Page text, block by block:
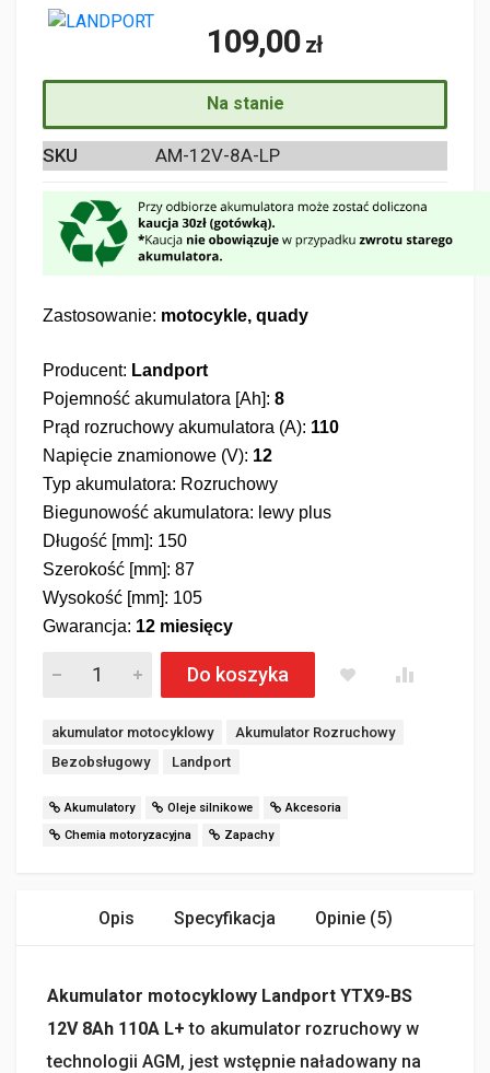
109,00 zł
Na stanie
SKU AM-12V-8A-LP
Zastosowanie: motocykle, quady
Producent: Landport
Pojemność akumulatora [Ah]: 8
Prąd rozruchowy akumulatora (A): 110
Napięcie znamionowe (V): 12
Typ akumulatora: Rozruchowy
Biegunowość akumulatora: lewy plus
Długość [mm]: 150
Szerokość [mm]: 87
Wysokość [mm]: 105
Gwarancja: 12 miesięcy
Akumulator motocyklowy Landport YTX9-BS 12V 8Ah 110A
Do koszyka
Tagi:
akumulator motocyklowy
Akumulator Rozruchowy
Bezobsługowy
Landport
Akumulatory Oleje silnikowe
Akcesoria
Chemia motoryzacyjna
Zapachy
Opis Specyfikacja Opinie (5)
Akumulator motocyklowy Landport YTX9-BS
12V 8Ah 110A L+ to akumulator rozruchowy w
technologii AGM, jest wstępnie naładowany na